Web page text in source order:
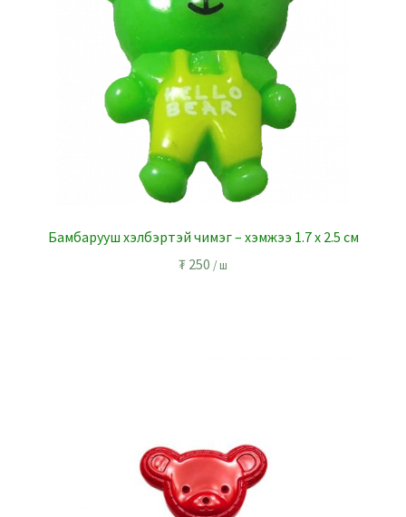
Бамбарууш хэлбэртэй чимэг – хэмжээ 1.7 x 2.5 см
₮ 250 / ш